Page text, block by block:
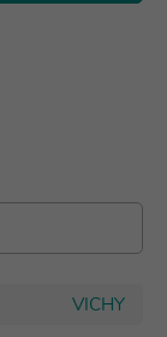
VICHY